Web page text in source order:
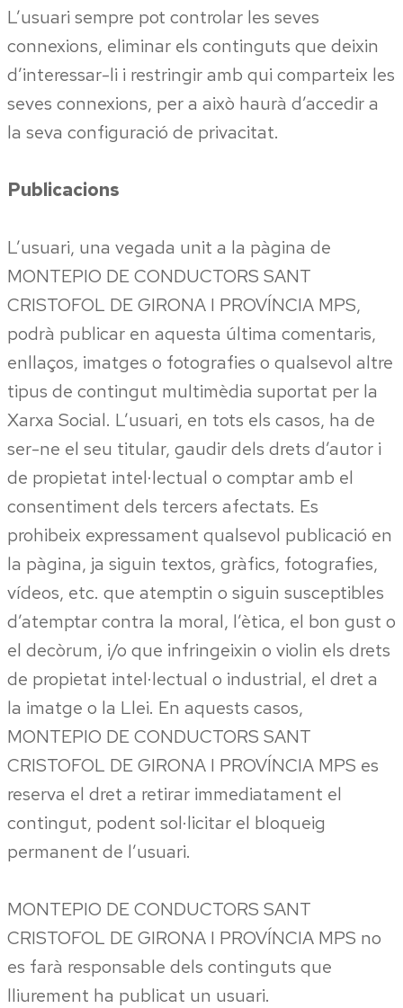
L’usuari sempre pot controlar les seves
connexions, eliminar els continguts que deixin
d’interessar-li i restringir amb qui comparteix les
seves connexions, per a això haurà d’accedir a
la seva configuració de privacitat.
Publicacions
L’usuari, una vegada unit a la pàgina de
MONTEPIO DE CONDUCTORS SANT
CRISTOFOL DE GIRONA I PROVÍNCIA MPS,
podrà publicar en aquesta última comentaris,
enllaços, imatges o fotografies o qualsevol altre
tipus de contingut multimèdia suportat per la
Xarxa Social. L’usuari, en tots els casos, ha de
ser-ne el seu titular, gaudir dels drets d’autor i
de propietat intel·lectual o comptar amb el
consentiment dels tercers afectats. Es
prohibeix expressament qualsevol publicació en
la pàgina, ja siguin textos, gràfics, fotografies,
vídeos, etc. que atemptin o siguin susceptibles
d’atemptar contra la moral, l’ètica, el bon gust o
el decòrum, i/o que infringeixin o violin els drets
de propietat intel·lectual o industrial, el dret a
la imatge o la Llei. En aquests casos,
MONTEPIO DE CONDUCTORS SANT
CRISTOFOL DE GIRONA I PROVÍNCIA MPS es
reserva el dret a retirar immediatament el
contingut, podent sol·licitar el bloqueig
permanent de l’usuari.
MONTEPIO DE CONDUCTORS SANT
CRISTOFOL DE GIRONA I PROVÍNCIA MPS no
es farà responsable dels continguts que
lliurement ha publicat un usuari.